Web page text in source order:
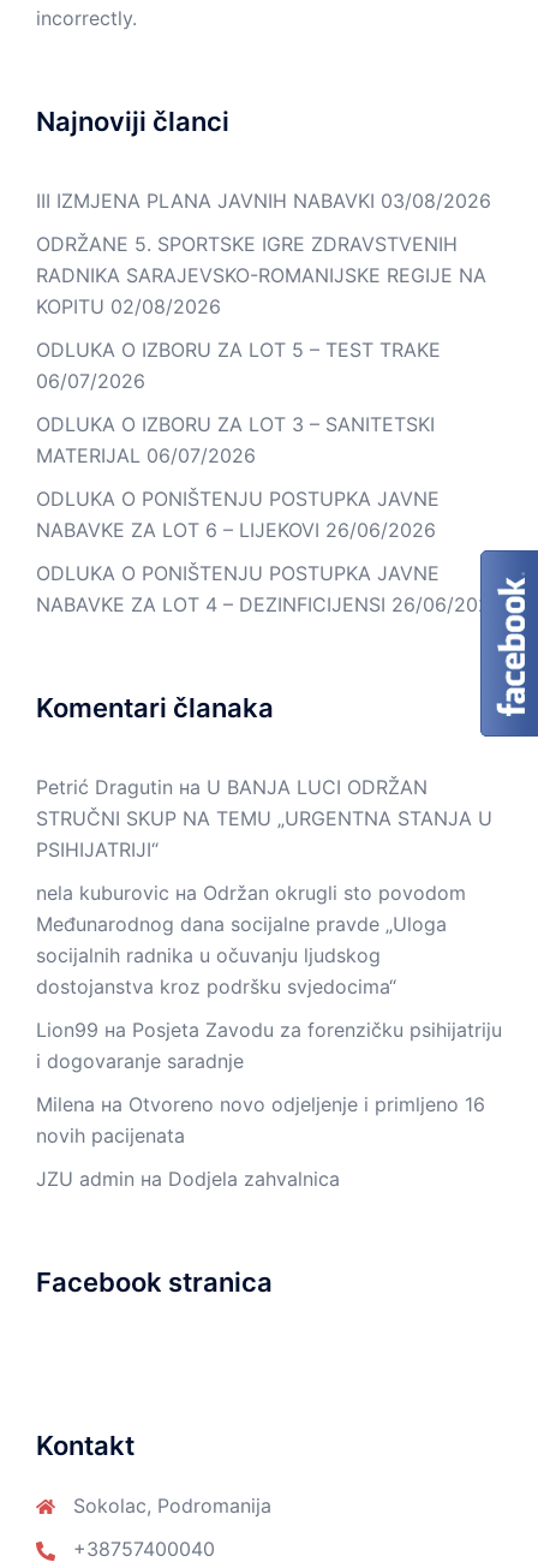
incorrectly.
Najnoviji članci
III IZMJENA PLANA JAVNIH NABAVKI 03/08/2026
ODRŽANE 5. SPORTSKE IGRE ZDRAVSTVENIH
RADNIKA SARAJEVSKO-ROMANIJSKE REGIJE NA
KOPITU 02/08/2026
ODLUKA O IZBORU ZA LOT 5 – TEST TRAKE
06/07/2026
ODLUKA O IZBORU ZA LOT 3 – SANITETSKI
MATERIJAL 06/07/2026
ODLUKA O PONIŠTENJU POSTUPKA JAVNE
NABAVKE ZA LOT 6 – LIJEKOVI 26/06/2026
ODLUKA O PONIŠTENJU POSTUPKA JAVNE
NABAVKE ZA LOT 4 – DEZINFICIJENSI 26/06/2026
Komentari članaka
Petrić Dragutin на U BANJA LUCI ODRŽAN
STRUČNI SKUP NA TEMU „URGENTNA STANJA U
PSIHIJATRIJI“
nela kuburovic на Održan okrugli sto povodom
Međunarodnog dana socijalne pravde „Uloga
socijalnih radnika u očuvanju ljudskog
dostojanstva kroz podršku svjedocima“
Lion99 на Posjeta Zavodu za forenzičku psihijatriju
i dogovaranje saradnje
Milena на Otvoreno novo odjeljenje i primljeno 16
novih pacijenata
JZU admin на Dodjela zahvalnica
Facebook stranica
Kontakt
Sokolac, Podromanija
+38757400040